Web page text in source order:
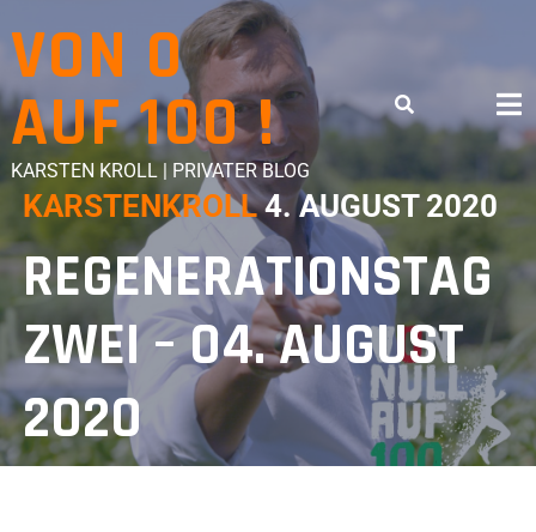
VON 0
AUF 100 !
KARSTEN KROLL | PRIVATER BLOG
KARSTENKROLL 4. AUGUST 2020
REGENERATIONSTAG
ZWEI – 04. AUGUST
2020